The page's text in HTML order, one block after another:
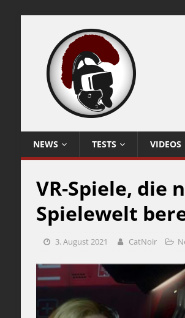
NEWS TESTS VIDEOS
VR-Spiele, die
Spielewelt
3. August 2021 CatNoir